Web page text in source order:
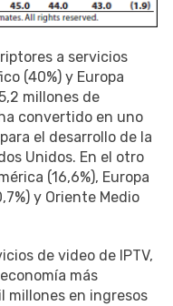
a servicios
(40%) y Europa
millones de
convertido en uno
el desarrollo de la
Unidos. En el otro
(16,6%), Europa
y Oriente Medio
de video de IPTV,
más
millones en ingresos